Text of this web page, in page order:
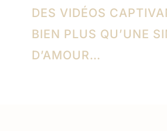
DES VIDÉOS
BIEN PLUS QU’UNE
D’AMOUR…